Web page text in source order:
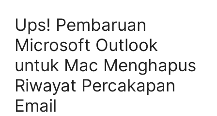
Ups! Pembaruan
Microsoft Outlook
untuk Mac Menghapus
Riwayat Percakapan
Email